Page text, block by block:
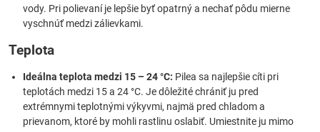
vody. Pri polievaní je lepšie byť opatrný a nechať pôdu mierne
vyschnúť medzi zálievkami.
Teplota
Ideálna teplota medzi 15 – 24 °C: Pilea sa najlepšie cíti pri
teplotách medzi 15 a 24 °C. Je dôležité chrániť ju pred
extrémnymi teplotnými výkyvmi, najmä pred chladom a
prievanom, ktoré by mohli rastlinu oslabiť. Umiestnite ju mimo